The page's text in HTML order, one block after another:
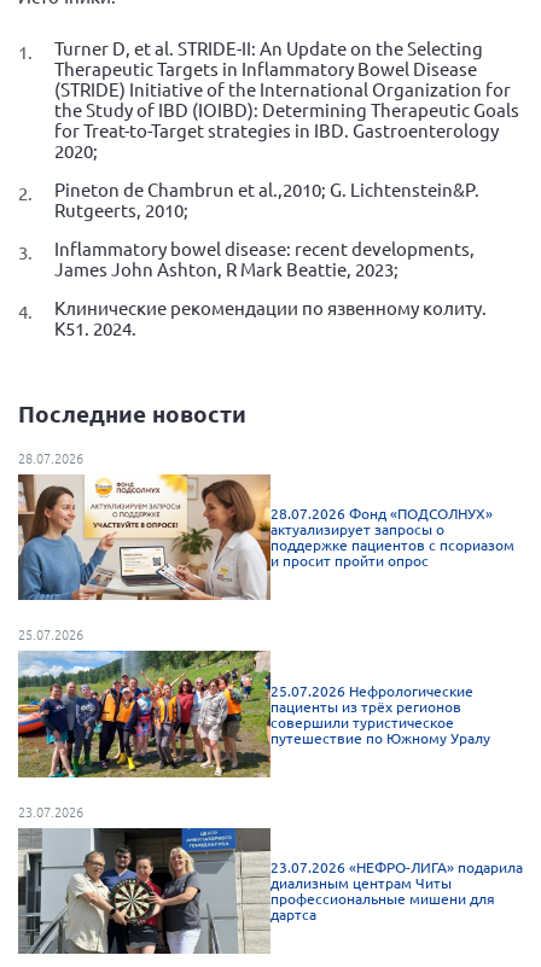
Нижегородская область
Новгородская область
Новосибирская область
Омская область
Оренбургская область
Пензенская область
Республика Бурятия
Республика Калмыкия
Республика Хакасия
Ростовская область
г. Санкт-Петербург
г. Севастополь
Самарская область СОРС
Самарская область ПРИЗМА
Самарская область СГОРС
Свердловская область
Смоленская область
Сахалинская область
Томская область
Тульская область
Ульяновская область
Turner D, et al. STRIDE-II: An Update on the Selecting
Therapeutic Targets in Inflammatory Bowel Disease
(STRIDE) Initiative of the International Organization for
the Study of IBD (IOIBD): Determining Therapeutic Goals
for Treat-to-Target strategies in IBD. Gastroenterology
2020;
Pineton de Chambrun et al.,2010; G. Lichtenstein&P.
Rutgeerts, 2010;
Inflammatory bowel disease: recent developments,
James John Ashton, R Mark Beattie, 2023;
Клинические рекомендации по язвенному колиту.
К51. 2024.
Последние новости
28.07.2026
28.07.2026 Фонд «ПОДСОЛНУХ»
актуализирует запросы о
поддержке пациентов с псориазом
и просит пройти опрос
25.07.2026
25.07.2026 Нефрологические
пациенты из трёх регионов
совершили туристическое
путешествие по Южному Уралу
23.07.2026
23.07.2026 «НЕФРО-ЛИГА» подарила
диализным центрам Читы
профессиональные мишени для
дартса